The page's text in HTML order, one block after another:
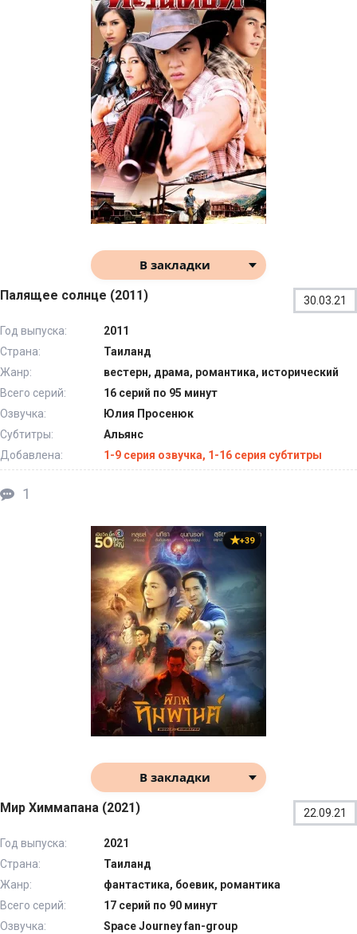
В закладки
Палящее солнце (2011) 30.03.21
Год выпуска:
2011
Страна:
Таиланд
Жанр:
вестерн, драма, романтика, исторический
Всего серий:
16 серий по 95 минут
Озвучка:
Юлия Просенюк
Субтитры:
Альянс
Добавлена:
1-9 серия озвучка, 1-16 серия субтитры
1
+39
В закладки
Мир Химмапана (2021) 22.09.21
Год выпуска:
2021
Страна:
Таиланд
Жанр:
фантастика, боевик, романтика
Всего серий:
17 серий по 90 минут
Озвучка:
Space Journey fan-group